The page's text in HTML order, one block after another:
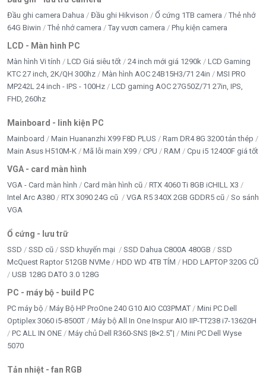
Đầu ghi camera Dahua Đầu ghi Hikvison Ổ cứng 1TB camera
Thẻ nhớ
64G Biwin
Thẻ nhớ camera Tay vươn camera Phụ kiện camera
LCD - Màn hình PC
Màn hình Vi tính LCD Giá siêu tốt 24 inch mới giá 1290k
LCD Gaming
KTC 27 inch, 2K/QH 300hz
Màn hình AOC 24B15H3/71 24in
MSI PRO
MP242L 24 inch - IPS - 100Hz
LCD gaming AOC 27G50Z/71 27in, IPS,
FHD, 260hz
Mainboard - linh kiện PC
Mainboard Main Huananzhi X99 F8D PLUS
Ram DR4 8G 3200 tản thép
Main Asus H510M-K
Mã lỗi main X99 CPU RAM Cpu i5 12400F giá tốt
VGA - card màn hình
VGA - Card màn hình Card màn hình cũ
RTX 4060 Ti 8GB iCHILL X3
Intel Arc A380
RTX 3090 24G cũ VGA R5 340X 2GB GDDR5 cũ
So sánh
VGA
Ổ cứng - lưu trữ
SSD SSD cũ SSD khuyến mại SSD Dahua C800A 480GB
SSD
McQuest Raptor 512GB NVMe
HDD WD 4TB TÍM
HDD LAPTOP 320G CŨ
USB 128G DATO 3.0 128G
PC - máy bộ - build PC
PC máy bộ Máy Bộ HP ProOne 240 G10 AIO C03PMAT
Mini PC Dell
Optiplex 3060 i5-8500T
Máy bộ All In One Inspur AIO IIP-TT238 i7-13620H
PC ALL IN ONE
Máy chủ Dell R360-SNS |8×2.5”|
Mini PC Dell Wyse
5070
Tản nhiệt - fan RGB